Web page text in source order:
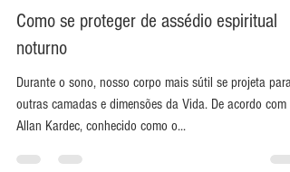
Serpente Sagrada
28 de jan. de 2022
Como se proteger de assédio espiritual
noturno
outras camadas e dimensões da Vida. De acordo com